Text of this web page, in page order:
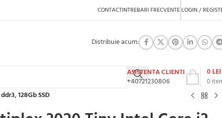
CONTACTINTREBARI FRECVENTE LOGIN /
Distribuie acum:
ASISTENTA CLIENTI
+40721230806
0
0 LEI
128Gb SSD